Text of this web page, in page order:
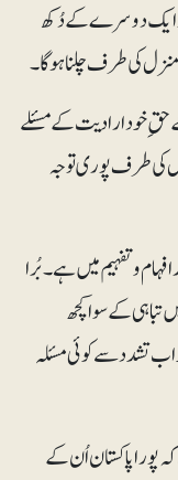
ایک دوسرے کے دُکھ
منزل کی طرف چلنا ہوگا۔
حقِ خودارادیت کے مسئلے
کی طرف پوری توجہ
و تفہیم میں ہے۔ بُرا
تباہی کے سوا کچھ
تشدد سے کوئی مسئلہ
پورا پاکستان اُن کے